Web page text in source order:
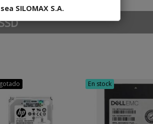
SILOMAX S.A.
En stock